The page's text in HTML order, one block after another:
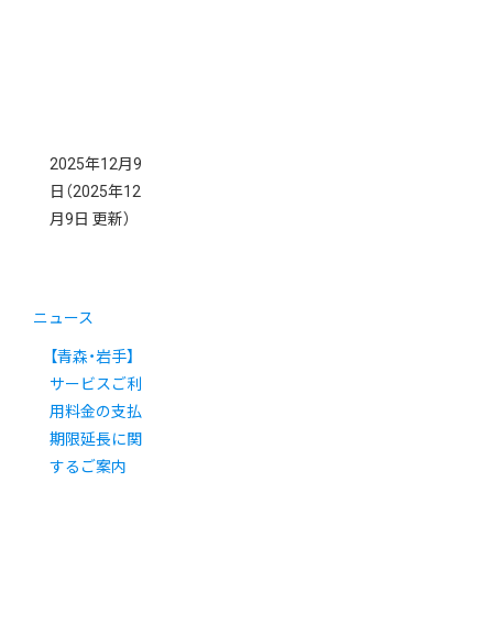
2025年12月9
日 （2025年12
月9日 更新）
ニュース
【青森・岩手】
サービスご利
用料金の支払
期限延長に関
するご案内